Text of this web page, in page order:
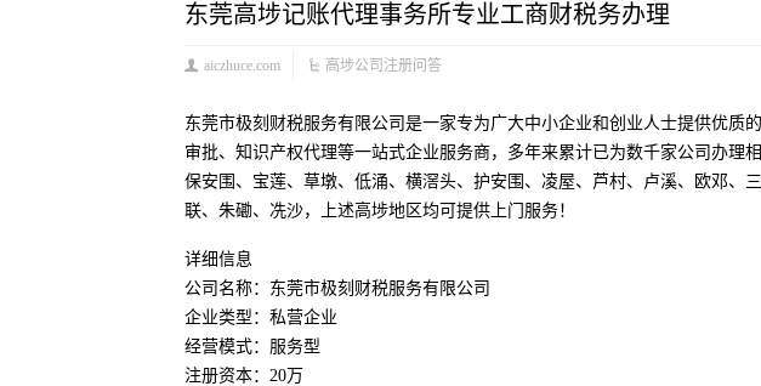
东莞高埗记账代理事务所专业工商财税务办理
aiczhuce.com 高埗公司注册问答
东莞市极刻财税服务有限公司是一家专为广大中小企业和创业人士提供优质
审批、知识产权代理等一站式企业服务商，多年来累计已为数千家公司办理
保安围、宝莲、草墩、低涌、横滘头、护安围、凌屋、芦村、卢溪、欧邓、
联、朱磡、冼沙，上述高埗地区均可提供上门服务！
详细信息
公司名称：东莞市极刻财税服务有限公司
企业类型：私营企业
经营模式：服务型
注册资本：20万